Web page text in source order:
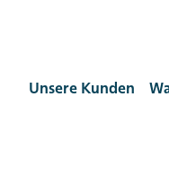
Unsere Kunden